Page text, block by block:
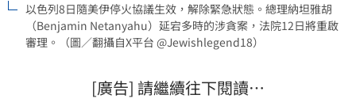
以色列8日隨美伊停火協議生效，解除緊急狀態。總理納坦雅胡
（Benjamin Netanyahu）延宕多時的涉貪案，法院12日將重啟
審理。（圖／翻攝自X平台 @Jewishlegend18）
[廣告] 請繼續往下閱讀…